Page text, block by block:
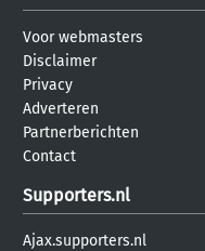
Voor webmasters
Disclaimer
Privacy
Adverteren
Partnerberichten
Contact
Supporters.nl
Ajax.supporters.nl